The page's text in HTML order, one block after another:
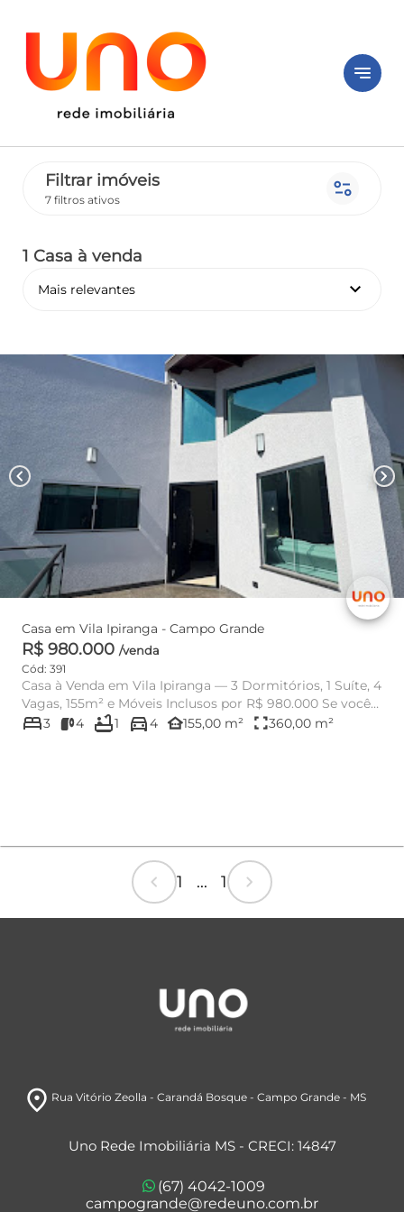
notes
Filtrar imóveis
7 filtros ativos page_info
1 Casa à venda
Mais relevantes keyboard_arrow_down
chevron_left chevron_right
Casa em Vila Ipiranga - Campo Grande
R$ 980.000 /venda
Cód: 391
Casa à Venda em Vila Ipiranga — 3 Dormitórios, 1 Suíte, 4
Vagas, 155m² e Móveis Inclusos por R$ 980.000 Se você
pro...
bed3 4 bathtub1 directions_car4 other_houses155,00 m² fullscreen360,00 m²
chevron_left 1 ... 1 chevron_right
room Rua Vitório Zeolla - Carandá Bosque- Campo Grande- MS
Uno Rede Imobiliária MS - CRECI: 14847
(67) 4042-1009
campogrande@redeuno.com.br